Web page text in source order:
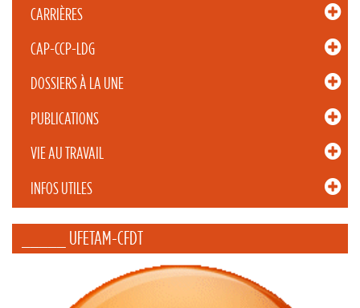
CARRIÈRES
CAP-CCP-LDG
DOSSIERS À LA UNE
PUBLICATIONS
VIE AU TRAVAIL
INFOS UTILES
_____ UFETAM-CFDT